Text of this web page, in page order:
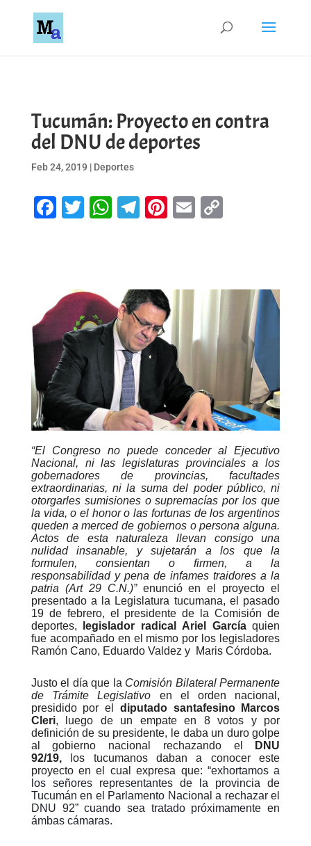
Tucumán: Proyecto en contra
del DNU de deportes
Feb 24, 2019 | Deportes
Facebook
Twitter
WhatsApp
Telegram
Pinterest
EmailCopy
“El Congreso no puede conceder al Ejecutivo
Nacional, ni las legislaturas provinciales a los
gobernadores de provincias, facultades
extraordinarias, ni la suma del poder público, ni
otorgarles sumisiones o supremacías por los que
la vida, o el honor o las fortunas de los argentinos
queden a merced de gobiernos o persona alguna.
Actos de esta naturaleza llevan consigo una
nulidad insanable, y sujetarán a los que la
formulen, consientan o firmen, a la
responsabilidad y pena de infames traidores a la
patria (Art 29 C.N.)”enunció en el proyecto el
presentado a la Legislatura tucumana, el pasado
19 de febrero, el presidente de la Comisión de
deportes,
legislador radical Ariel Garcíaquien
fue acompañado en el mismo por los legisladores
Ramón Cano, Eduardo Valdez y Maris Córdoba.
Justo el día que la Comisión Bilateral Permanente
de Trámite Legislativo en el orden nacional,
presidido por el diputado santafesino Marcos
Cleri, luego de un empate en 8 votos y por
definición de su presidente, le daba un duro golpe
al gobierno nacional rechazando el
DNU
92/19,
los tucumanos daban a conocer este
proyecto en el cual expresa que: “exhortamos a
los señores representantes de la provincia de
Tucumán en el Parlamento Nacional a rechazar el
DNU 92” cuando sea tratado próximamente en
ámbas cámaras.